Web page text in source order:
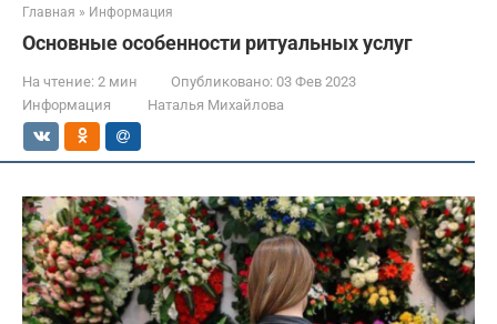
Главная » Информация
Основные особенности ритуальных услуг
На чтение: 2 мин Опубликовано: 03 Фев 2023
Информация
Наталья Михайлова